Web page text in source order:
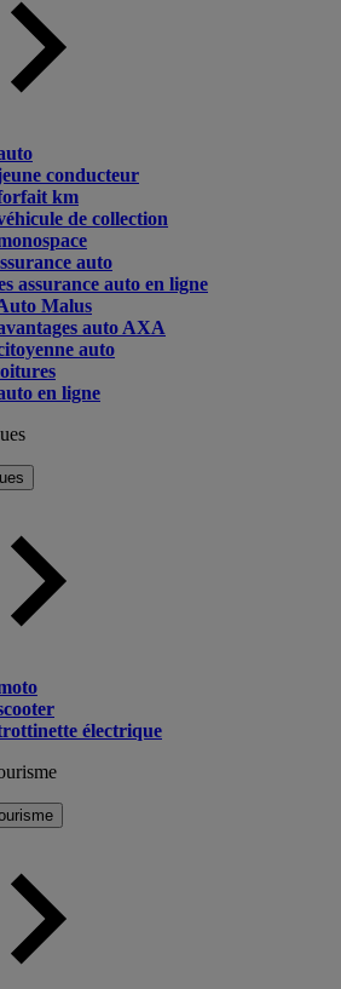
conducteur
km
de collection
auto
assurance auto en ligne
Malus
auto AXA
auto
en ligne
électrique